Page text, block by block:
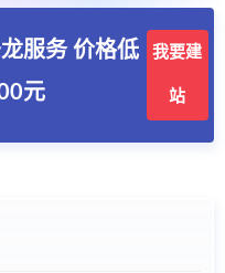
服务 价格低
元
我要建
站